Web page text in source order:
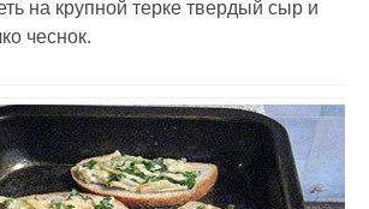
на крупной терке твердый сыр и
чеснок.